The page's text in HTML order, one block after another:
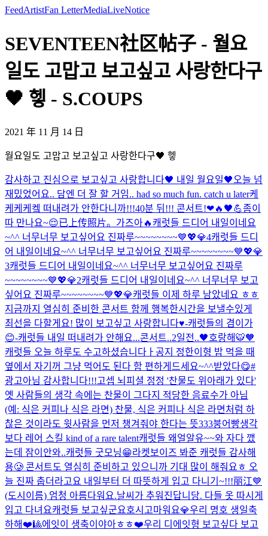
FeedArtistFan LetterMediaLiveNotice
SEVENTEEN社区帖子 - 월요
일도 고맙고 보고싶고 사랑한다구
🖤 헿 - S.COUPS
2021 年 11 月 14 日
월요일도 고맙고 보고싶고 사랑한다구🖤 헿
감사하고 진심으로 보고싶고 사랑합니다🖤 내일 월요일🖤 오늘 넘
재밌었어요.. 담엔 더 잘 할 거임.. had so much fun. catch u later케
케케케켘 떠내려가 안한다니까!!!40분 뒤!!! 콘서트!❤🔥🖤💪좀이
따 만나요~😌已上传照片。 가즈아🔥 캐럿들 드디어 내일이네요
~^^ 너무너무 보고싶어요 진짜루~~~~~~~~💙💖💎4캐럿들 드디
어 내일이네요~^^ 너무너무 보고싶어요 진짜루~~~~~~~~💙💖💎
3캐럿들 드디어 내일이네요~^^ 너무너무 보고싶어요 진짜루
~~~~~~~~💙💖💎2캐럿들 드디어 내일이네요~^^ 너무너무 보고
싶어요 진짜루~~~~~~~~💙💖💎캐럿들 이제 하루 남았네요 ㅎㅎ
지금까지 열심히 준비한 콘서트 함께 행복한시간을 보낼수있게
최선을 다할게요! 많이 보고싶고 사랑합니다♥️-캐럿들의 겸이가
😊-캐럿들 내일 떠내려가 안해요...콘서트..2일전..🖤호랑해🐯🧡
캐럿들 오늘 하루도 수고하셨습니다ㅏ 공지 정한이형 밥 먹을 때
옆에서 자기꺼 그냥 먹어도 된다 함 편하게드세요~^^받았다😋#
광고아님 감사합니다!!!고셉 뇌피셜 정정 '찬물도 위아래가 있다'
옛 사람들의 생각 속에는 찬물이 그다지 적당한 음료수가 아님
(예: 식은 커피나 식은 라면) 찬물, 식은 커피나 식은 라면처럼 하
찮은 것이라도 윗사람을 먼저 챙겨줘야 한다는 뜻333붕어빵생각
보다 레어 스킬 kind of a rare talent캐럿들 왜얼알유~~와 자다 깼
는데 잠이안와..캐럿들 굿모닝😁라켓보이즈 봐준 캐럿들 감사해
용🥲 콘서트도 열심히 준비하고 있으니까 기대 많이 해줘요ㅎ 오
늘 진짜 춥더라고요 내일부터 더 따뜻하게 입고 다니기~!!!丽江💙
(도시이름) 엄청 아름다워요.날씨가 추워진답니당. 다들 옷 따시게
입고 다녀요캐럿들 보고싶군요호시 고마워요💎우리 명호 생일축
하해❤️🎱에잇이 생축이야아ㅎㅎ❤️우리 디에잇형 보고싶다 보고